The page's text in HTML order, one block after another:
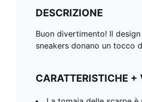
DESCRIZIONE
Buon divertimento! Il
sneakers donano un tocco
CARATTERISTICHE +